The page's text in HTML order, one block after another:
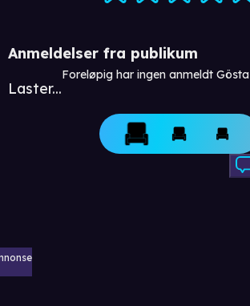
Anmeldelser fra publikum
Laster...
Foreløpig har ingen anmeldt Gösta